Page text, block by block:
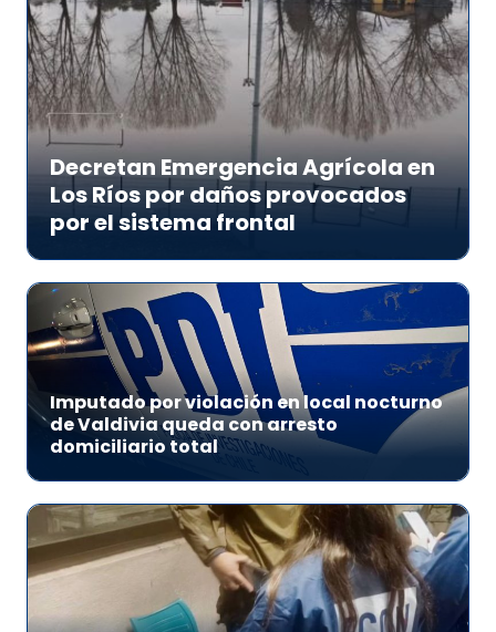
Decretan Emergencia Agrícola en
Los Ríos por daños provocados
por el sistema frontal
Imputado por violación en local nocturno
de Valdivia queda con arresto
domiciliario total